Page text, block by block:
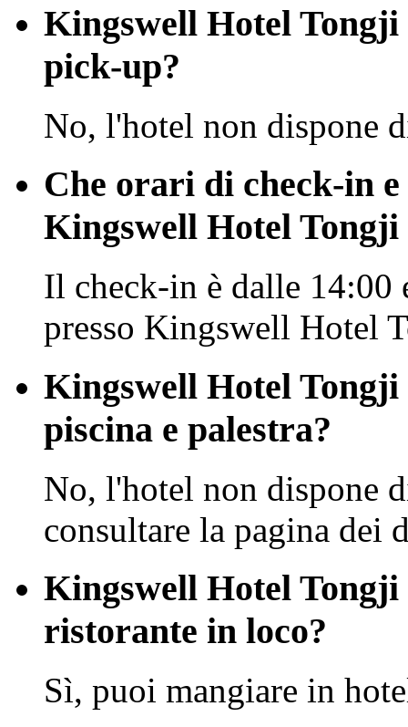
Kingswell Hotel
pick-up?
No, l'hotel non dispone
Che orari di check-in
Kingswell Hotel Tongji
Il check-in è dalle
presso Kingswell Hotel
Kingswell Hotel Tongji
piscina e palestra?
No, l'hotel non dispone
consultare la pagina dei
Kingswell Hotel Tongji
ristorante in loco?
Sì, puoi mangiare in